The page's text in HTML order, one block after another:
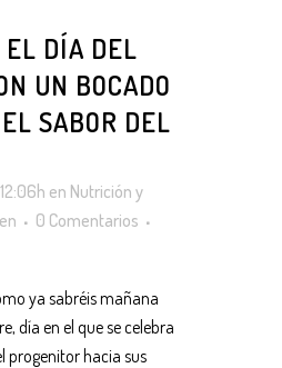
DÍA DEL
UN BOCADO
SABOR DEL
en Nutrición y
0 Comentarios
ya sabréis mañana
día en el que se celebra
progenitor hacia sus